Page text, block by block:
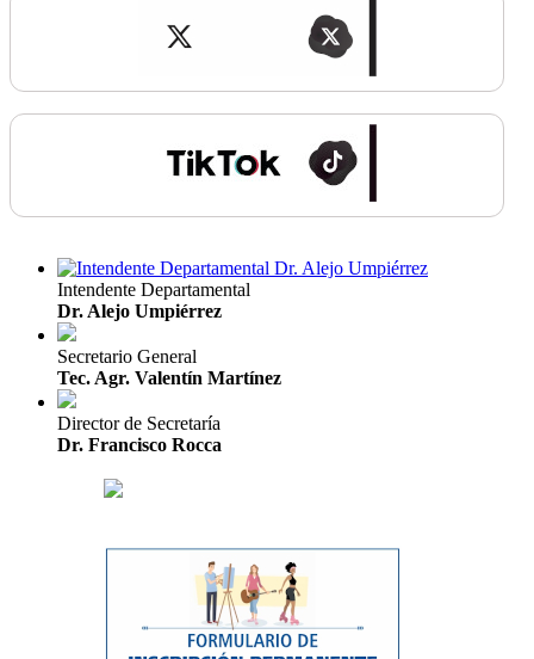
Intendente Departamental
Dr. Alejo Umpiérrez
Secretario General
Tec. Agr. Valentín Martínez
Director de Secretaría
Dr. Francisco Rocca